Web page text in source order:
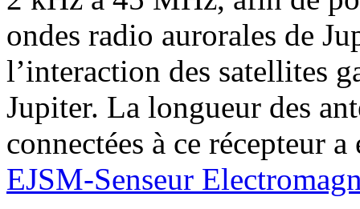
ondes radio aurorales de
l’interaction des satellites
Jupiter. La longueur des
connectées à ce récepteur
EJSM-Senseur